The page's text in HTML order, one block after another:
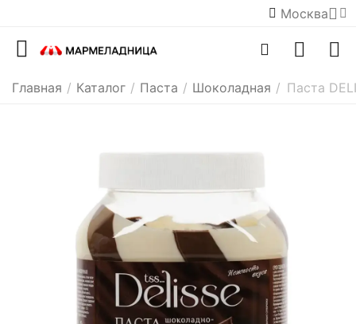
Москва
Главная / Каталог / Паста / Шоколадная / Паста